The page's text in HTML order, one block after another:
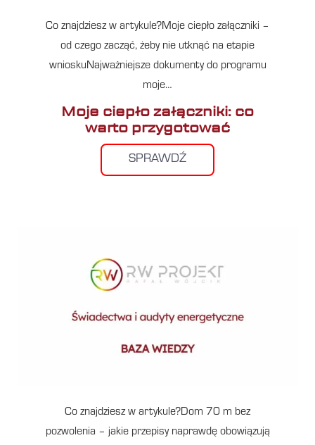
Co znajdziesz w artykule?Moje ciepło załączniki –
od czego zacząć, żeby nie utknąć na etapie
wnioskuNajważniejsze dokumenty do programu
moje…
Moje ciepło załączniki: co
warto przygotować
SPRAWDŹ
Co znajdziesz w artykule?Dom 70 m bez
pozwolenia – jakie przepisy naprawdę obowiązują